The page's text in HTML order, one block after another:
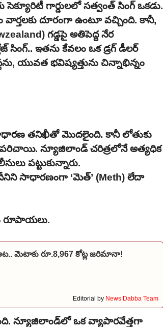
గార్డులలో సత్వంత్ సింగ్ ఒకడు.
వార్తలకు దూరంగా ఉంటూ వచ్చింది. కానీ,
గడ్డపై అతిపెద్ద నేర
సింగ్.. ఇతను కేవలం ఒక డ్రగ్ డీలర్
యువత భవిష్యత్తును చిన్నాభిన్నం
తనిఖీతో మొదలైంది. కానీ లోతుకు
న్యూజిలాండ్ చరిత్రలోనే అత్యధిక
పట్టుకున్నారు.
సాధారణంగా ‘మెత్’ (Meth) లేదా
రూపాయలు.
మెటాకు రూ.8,967 కోట్ల జరిమానా!
Editorial by News Dabba Team
న్యూజిలాండ్‌లో ఒక వ్యాపారవేత్తగా